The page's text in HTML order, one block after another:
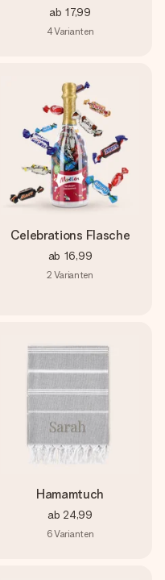
ab 17,99
4Varianten
Celebrations Flasche
ab 16,99
2 Varianten
Hamamtuch
ab 24,99
6Varianten